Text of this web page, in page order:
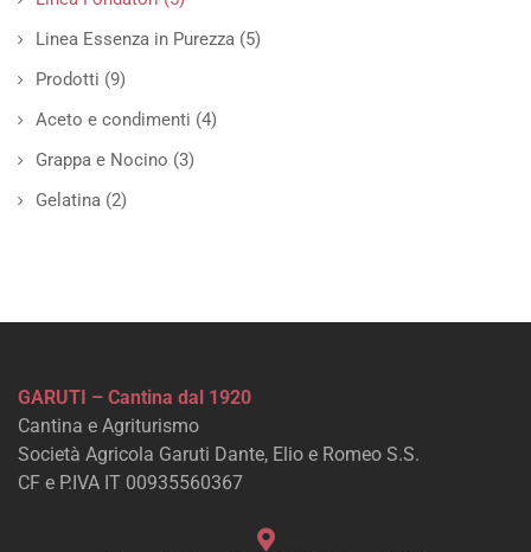
Linea Essenza in Purezza (5)
Prodotti (9)
Aceto e condimenti (4)
Grappa e Nocino (3)
Gelatina (2)
GARUTI – Cantina dal 1920
Cantina e Agriturismo
Società Agricola Garuti Dante, Elio e Romeo S.S.
CF e P.IVA IT 00935560367